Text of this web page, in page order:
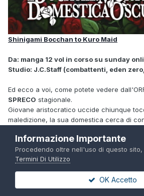
Shinigami Bocchan to Kuro Maid
Da: manga 12 vol in corso su sunday
Studio: J.C.Staff (combattenti, eden
Ed ecco a voi, come potete vedere
SPRECO stagionale.
Giovane aristocratico uccide chiunque
maledizione, la sua domestica cerca di
Davvero, ma davvero un peccato, il
sentimentale molto buono, sicuramente il
tipo" di quelli dolci.
Questa serie meritava un adattamento
Informazione Importante
Procedendo oltre nell'uso di questo
Termini Di Utilizzo
OK Accetto